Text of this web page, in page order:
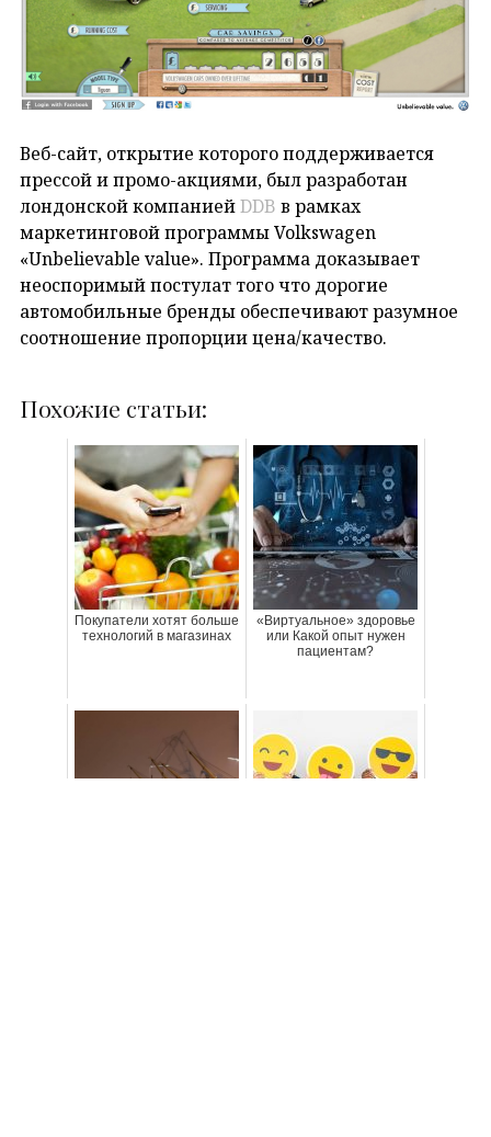
Веб-сайт, открытие которого поддерживается
прессой и промо-акциями, был разработан
лондонской компаниейDDB в рамках
маркетинговой программы Volkswagen
«Unbelievable value». Программа доказывает
неоспоримый постулат того что дорогие
автомобильные бренды обеспечивают разумное
соотношение пропорции цена/качество.
Похожие статьи:
Покупатели хотят больше
технологий в магазинах
«Виртуальное» здоровье
или Какой опыт нужен
пациентам?